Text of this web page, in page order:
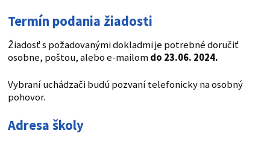
Termín podania žiadosti
Žiadosť s požadovanými dokladmi je potrebné doručiť
osobne, poštou, alebo e-mailomdo 23.06. 2024.
Vybraní uchádzači budú pozvaní telefonicky na osobný
pohovor.
Adresa školy